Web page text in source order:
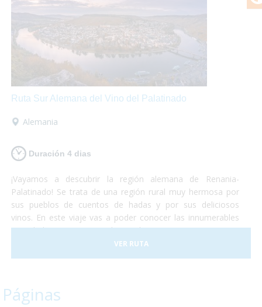
Ruta Sur Alemana del Vino del Palatinado
Alemania
Duración 4 dias
¡Vayamos a descubrir la región alemana de Renania-
Palatinado! Se trata de una región rural muy hermosa por
sus pueblos de cuentos de hadas y por sus deliciosos
vinos. En este viaje vas a poder conocer las innumerables
actividades que se pueden realizar en Renania ya sean
catas de vinos, paseos en tren o la visita de algún museo...
todos ellos accesibles para personas con discapacidad. ¡No
VER RUTA
Páginas